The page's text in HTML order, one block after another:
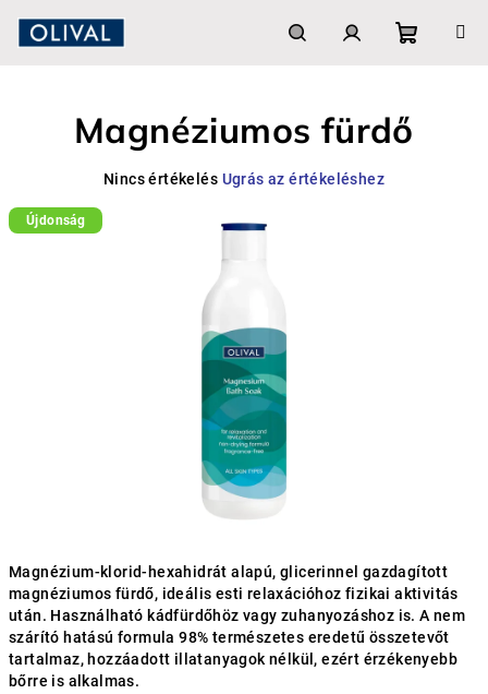
Magnézium-klorid-hexahidrát alapú, glicerinnel gazdagított
magnéziumos fürdő, ideális esti relaxációhoz fizikai aktivitás
után. Használható kádfürdőhöz vagy zuhanyozáshoz is. A nem
szárító hatású formula 98% természetes eredetű összetevőt
tartalmaz, hozzáadott illatanyagok nélkül, ezért érzékenyebb
bőrre is alkalmas.
Magnéziumos fürdő
A
Nincs értékelés Ugrás az értékeléshez
Újdonság